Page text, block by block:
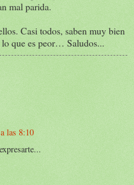
mal parida.
Casi todos, saben muy bien
que es peor… Saludos...
las 8:10